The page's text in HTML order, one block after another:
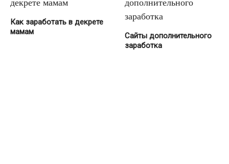
Как заработать в декрете
мамам
Сайты дополнительного
заработка